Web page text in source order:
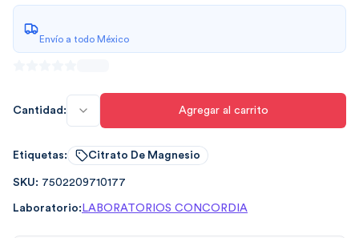
Envío a todo México
Cantidad: Agregar al carrito
Etiquetas: Citrato De Magnesio
SKU: 7502209710177
Laboratorio: LABORATORIOS CONCORDIA